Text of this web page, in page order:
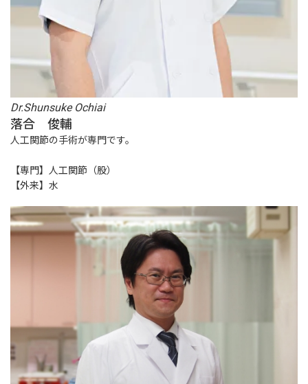
Dr.Shunsuke Ochiai
落合 俊輔
人工関節の手術が専門です。
【専門】人工関節（股）
【外来】水